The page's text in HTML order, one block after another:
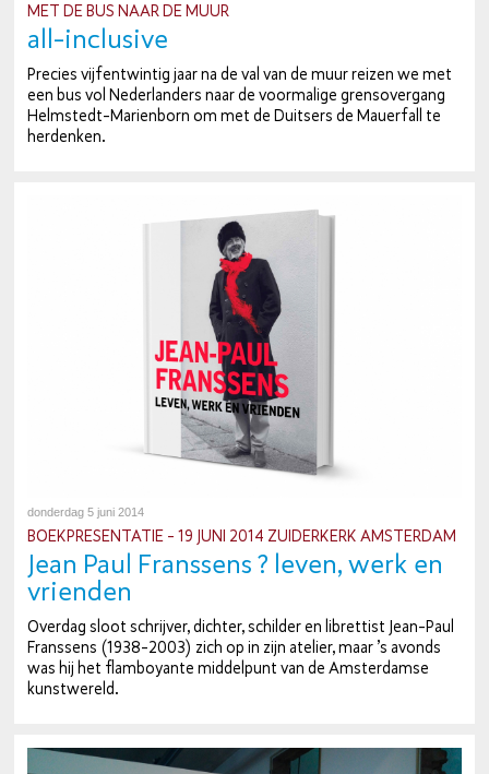
MET DE BUS NAAR DE MUUR
all-in­clu­si­ve
Precies vijf­en­twin­tig jaar na de val van de muur reizen we met
een bus vol Ne­der­lan­ders naar de voor­ma­li­ge grens­over­gang
Helm­stedt-Ma­rien­born om met de Duitsers de Mauerfall te
herdenken.
donderdag 5 juni 2014
BOEK­PRE­SEN­TA­TIE - 19 JUNI 2014 ZUI­DER­KERK AMSTERDAM
Jean Paul Franssens ? leven, werk en
vrienden
Overdag sloot schrijver, dichter, schilder en li­bret­tist Jean-Paul
Franssens (1938-2003) zich op in zijn atelier, maar ’s avonds
was hij het flam­boy­an­te mid­del­punt van de Am­ster­dam­se
kunst­we­reld.